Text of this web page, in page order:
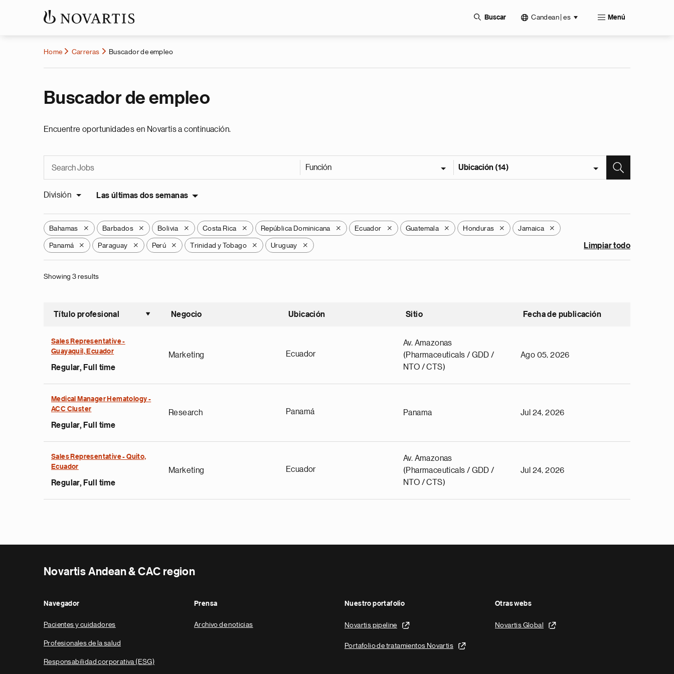
Buscar Candean | es Menú
Home Carreras Buscador de empleo
Buscador de empleo
Encuentre oportunidades en Novartis a continuación.
Función Ubicación (14)
División Las últimas dos semanas
Bahamas X Barbados X Bolivia X Costa Rica X República Dominicana X Ecuador X Guatemala X Honduras X Jamaica X
Panamá X Paraguay X Perú X Trinidad y Tobago X Uruguay X Limpiar todo
Showing 3 results
Título profesional
Ordenar ascendente
Negocio Ubicación Sitio Fecha de publicación
Sales Representative -
Guayaquil, Ecuador
Regular, Full time
Marketing Ecuador
Av. Amazonas
(Pharmaceuticals / GDD /
NTO / CTS)
Ago 05, 2026
Medical Manager Hematology -
ACC Cluster
Regular, Full time
Research Panamá Panama Jul 24, 2026
Sales Representative - Quito,
Ecuador
Regular, Full time
Marketing Ecuador
Av. Amazonas
(Pharmaceuticals / GDD /
NTO / CTS)
Jul 24, 2026
Novartis Andean & CAC region
Navegador
Pacientes y cuidadores
Profesionales de la salud
Responsabilidad corporativa (ESG)
Prensa
Archivo de noticias
Nuestro portafolio
Novartis pipeline
Portafolio de tratamientos Novartis
Otras webs
Novartis Global